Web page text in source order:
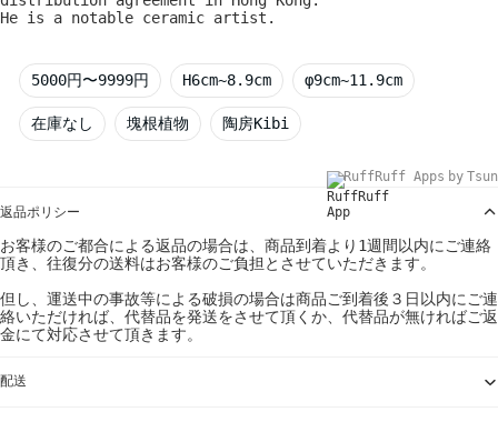
He is a notable ceramic artist.
5000円〜9999円 H6cm~8.9cm φ9cm~11.9cm
在庫なし 塊根植物 陶房Kibi
RuffRuff Apps by Tsun
返品ポリシー
お客様のご都合による返品の場合は、商品到着より1週間以内にご連絡
頂き、往復分の送料はお客様のご負担とさせていただきます。
但し、運送中の事故等による破損の場合は商品ご到着後３日以内にご連
絡いただければ、代替品を発送をさせて頂くか、代替品が無ければご返
金にて対応させて頂きます。
配送